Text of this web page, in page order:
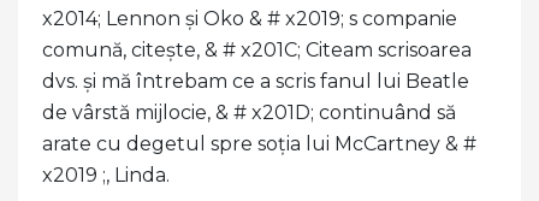
x2014; Lennon și Oko & # x2019; s companie
comună, citește, & # x201C; Citeam scrisoarea
dvs. și mă întrebam ce a scris fanul lui Beatle
de vârstă mijlocie, & # x201D; continuând să
arate cu degetul spre soția lui McCartney & #
x2019 ;, Linda.